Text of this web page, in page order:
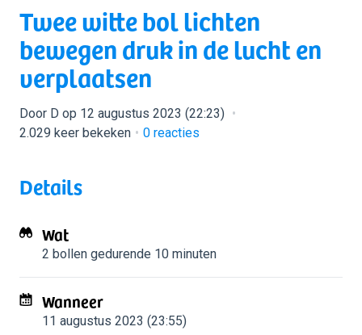
Twee witte bol lichten
bewegen druk in de lucht en
verplaatsen
Door D op 12 augustus 2023 (22:23)
2.029 keer bekeken
0 reacties
Details
Wat
2 bollen gedurende 10 minuten
Wanneer
11 augustus 2023 (23:55)